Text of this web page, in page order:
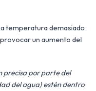
temperatura demasiado
un aumento del
precisa por parte del
del agua) estén dentro